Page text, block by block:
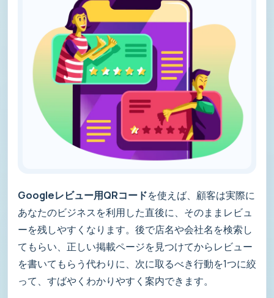
Googleレビュー用QRコードを使えば、顧客は実際に
あなたのビジネスを利用した直後に、そのままレビュ
ーを残しやすくなります。後で店名や会社名を検索し
てもらい、正しい掲載ページを見つけてからレビュー
を書いてもらう代わりに、次に取るべき行動を1つに絞
って、すばやくわかりやすく案内できます。